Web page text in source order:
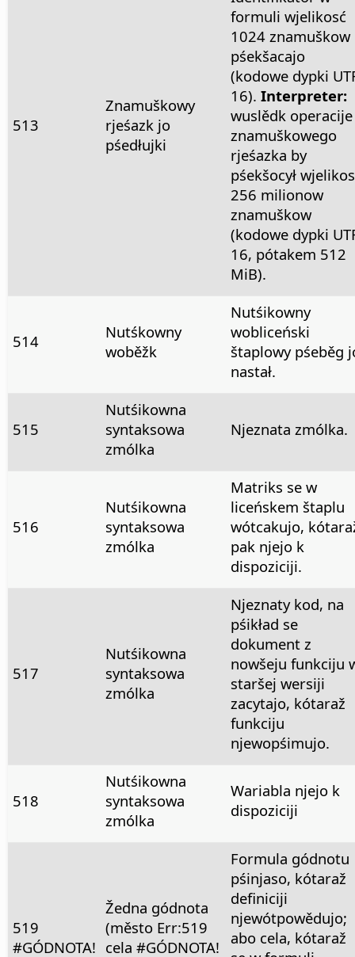
513
Znamuškowy
rjeśazk jo
pśedłujki
formuli wjelikosć
1024 znamuškow
pśekšacajo
(kodowe dypki
16). Interpreter:
wuslědk operacije
znamuškowego
rjeśazka by
pśekšocył
256 milionow
znamuškow
(kodowe dypki
16, pótakem 512
MiB).
514
Nutśkowny
woběžk
Nutśikowny
wobliceński
štaplowy pśeběg
nastał.
515
Nutśikowna
syntaksowa
zmólka
Njeznata zmólka.
516
Nutśikowna
syntaksowa
zmólka
Matriks se w
liceńskem štaplu
wótcakujo,
pak njejo k
dispoziciji.
517
Nutśikowna
syntaksowa
zmólka
Njeznaty kod, na
pśikład se
dokument z
nowšeju funkciju
staršej wersiji
zacytajo, kótaraž
funkciju
njewopśimujo.
518
Nutśikowna
syntaksowa
zmólka
Wariabla njejo k
dispoziciji
519
#GÓDNOTA!
Žedna gódnota
(město Err:519
cela #GÓDNOTA!
Formula gódnotu
pśinjaso, kótaraž
definiciji
njewótpowědujo;
abo cela, kótaraž